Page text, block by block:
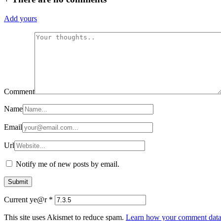
Add yours
Comment
Name
Email
Url
Notify me of new posts by email.
Current ye@r *
This site uses Akismet to reduce spam. Learn how your comment